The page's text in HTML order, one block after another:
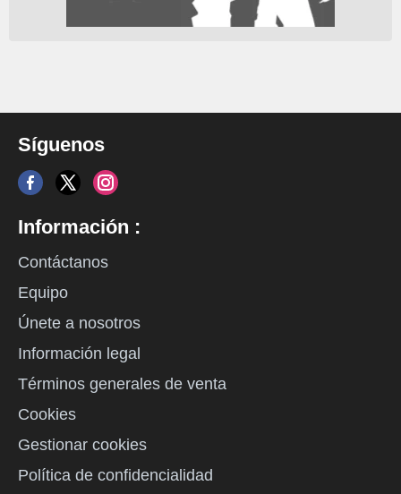
Síguenos
Información :
Contáctanos
Equipo
Únete a nosotros
Información legal
Términos generales de venta
Cookies
Gestionar cookies
Política de confidencialidad